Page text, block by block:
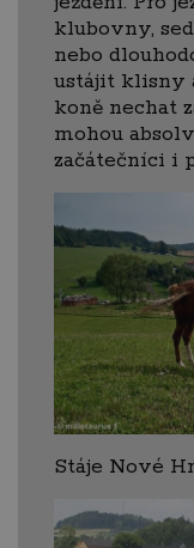
klubovny,
nebo
ustájit klisny
koně nechat
mohou
začátečníci i
Stáje Nové